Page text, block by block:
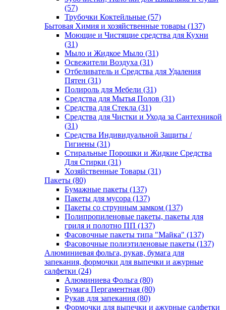
(57)
Трубочки Коктейльные (57)
Бытовая Химия и хозяйственные товары (137)
Моющие и Чистящие средства для Кухни
(31)
Мыло и Жидкое Мыло (31)
Освежители Воздуха (31)
Отбеливатель и Средства для Удаления
Пятен (31)
Полироль для Мебели (31)
Средства для Мытья Полов (31)
Средства для Стекла (31)
Средства для Чистки и Ухода за Сантехникой
(31)
Средства Индивидуальной Защиты /
Гигиены (31)
Стиральные Порошки и Жидкие Средства
Для Стирки (31)
Хозяйственные Товары (31)
Пакеты (80)
Бумажные пакеты (137)
Пакеты для мусора (137)
Пакеты со струнным замком (137)
Полипропиленовые пакеты, пакеты для
гриля и полотно ПП (137)
Фасовочные пакеты типа "Майка" (137)
Фасовочные полиэтиленовые пакеты (137)
Алюминиевая фольга, рукав, бумага для
запекания, формочки для выпечки и ажурные
салфетки (24)
Алюминиева Фольга (80)
Бумага Пергаментная (80)
Рукав для запекания (80)
Формочки для выпечки и ажурные салфетки